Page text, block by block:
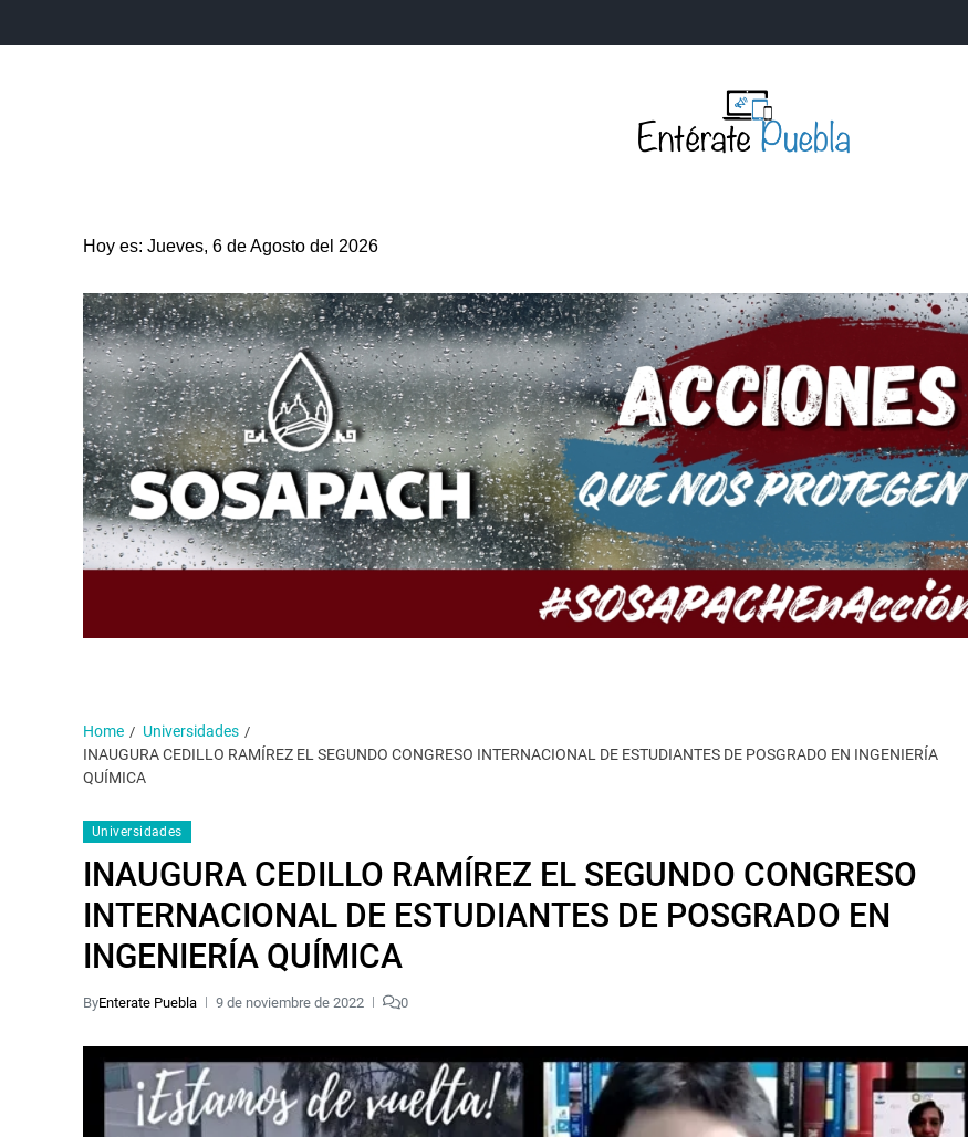
ENTRETENIMIENTO SALUD DEPORTES CIENCIA Y TECNOLOGÍA OPINIÓN SOCIEDAD ANUNCIOS
Hoy es: Jueves, 6 de Agosto del 2026
Home
Universidades
INAUGURA CEDILLO RAMÍREZ EL SEGUNDO CONGRESO INTERNACIONAL DE ESTUDIANTES DE POSGRADO EN INGENIERÍA
QUÍMICA
Universidades
INAUGURA CEDILLO RAMÍREZ EL SEGUNDO CONGRESO
INTERNACIONAL DE ESTUDIANTES DE POSGRADO EN
INGENIERÍA QUÍMICA
ByEnterate Puebla 9 de noviembre de 2022 0